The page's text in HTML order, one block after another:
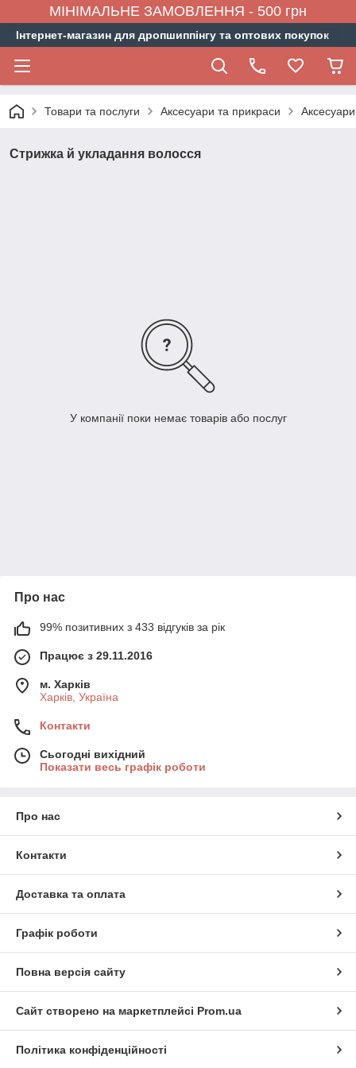
МІНІМАЛЬНЕ ЗАМОВЛЕННЯ - 500 грн
Інтернет-магазин для дропшиппінгу та оптових покупок
Товари та послуги Аксесуари та прикраси
Стрижка й укладання волосся
У компанії поки немає товарів або послуг
Про нас
99% позитивних з 433 відгуків за рік
Працює з 29.11.2016
м. Харків
Харків, Україна
Контакти
Сьогодні вихідний
Показати весь графік роботи
Про нас
Контакти
Доставка та оплата
Графік роботи
Повна версія сайту
Сайт створено на маркетплейсі Prom.ua
Політика конфіденційності